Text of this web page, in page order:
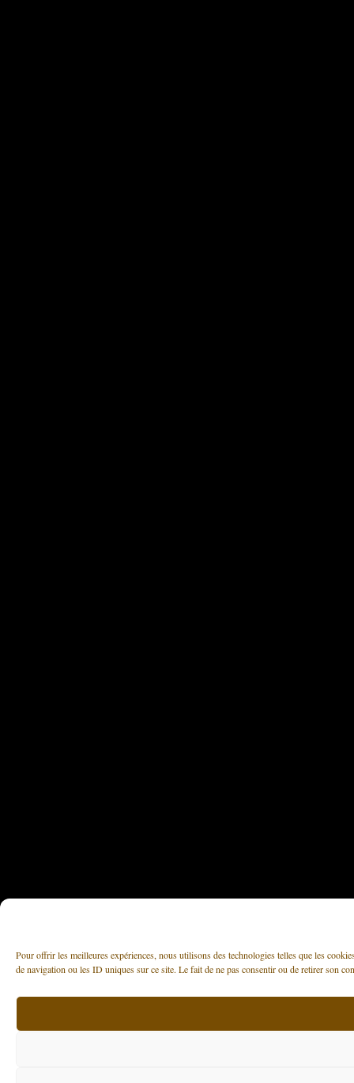
Pour offrir les meilleures expériences, nous utilisons des technologies telles que les
de navigation ou les ID uniques sur ce site. Le fait de ne pas consentir ou de retirer son